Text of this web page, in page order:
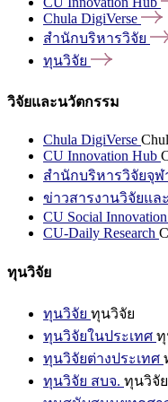
Chula DigiVerse
สำนักบริหารวิจัย
ทุนวิจัย
วิจัยและนวัตกรรม
Chula DigiVerse
CU Innovation Hub
สำนักบริหารวิจัยจุฬ
ข่าวสารงานวิจัยแล
CU Social
CU-Daily Research
ทุนวิจัย
ทุนวิจัย ทุนวิจัย
ทุนวิจัยในประเทศ ทุ
ทุนวิจัยต่างประเทศ
ทุนวิจัย สบจ. ทุนวิจั